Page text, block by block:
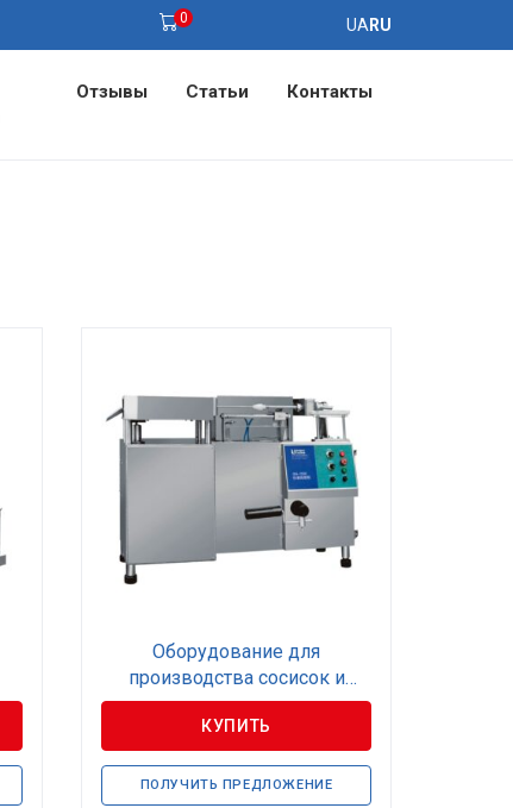
0 UA RU
Отзывы Статьи Контакты
Оборудование для
производства сосисок и
сарделек
КУПИТЬ
ПОЛУЧИТЬ ПРЕДЛОЖЕНИЕ